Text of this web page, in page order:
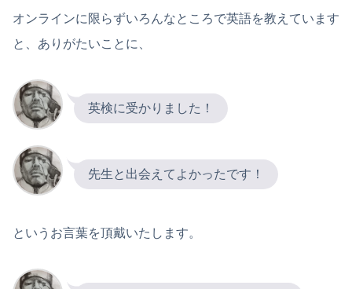
オンラインに限らずいろんなところで英語を教えています
と、ありがたいことに、
英検に受かりました！
先生と出会えてよかったです！
というお言葉を頂戴いたします。